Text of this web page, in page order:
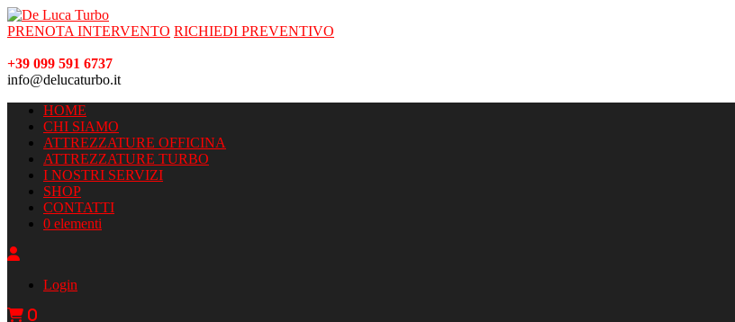
PRENOTA INTERVENTO RICHIEDI PREVENTIVO
+39 099 591 6737
info@delucaturbo.it
HOME
CHI SIAMO
ATTREZZATURE OFFICINA
ATTREZZATURE TURBO
I NOSTRI SERVIZI
SHOP
CONTATTI
0 elementi
Login
0